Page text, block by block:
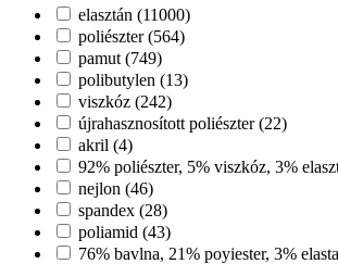
elasztán (11000)
poliészter (564)
pamut (749)
polibutylen (13)
viszkóz (242)
újrahasznosított poliészter (22)
akril (4)
92% poliészter, 5% viszkóz, 3%
nejlon (46)
spandex (28)
poliamid (43)
76% bavlna, 21% poyiester, 3%